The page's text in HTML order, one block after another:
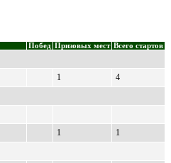
Побед Призовых мест Всего стартов
1 4
1 1